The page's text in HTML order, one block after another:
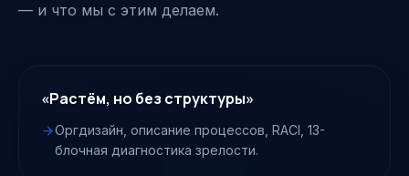
— и что мы с этим делаем.
«Растём, но без структуры»
Оргдизайн, описание процессов, RACI, 13-
блочная диагностика зрелости.